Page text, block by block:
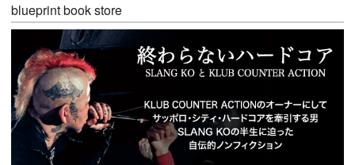
blueprint book store